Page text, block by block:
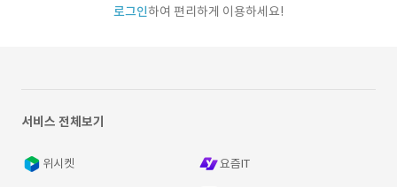
로그인하여 편리하게 이용하세요!
서비스 전체보기
위시켓 요즘IT